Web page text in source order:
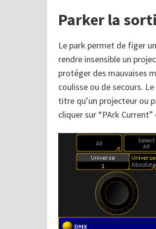
Parker la
Le park permet de figer
rendre insensible un
protéger des mauvaises
coulisse ou de secours.
titre qu’un projecteur ou
cliquer sur “PArk